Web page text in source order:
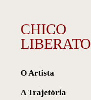
CHICO
LIBERATO
O Artista
A Trajetória